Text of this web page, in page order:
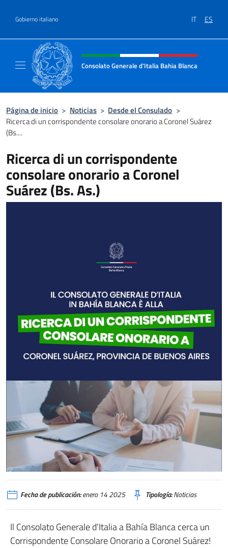
Gobierno italiano IT ES
Encabezado del sitio web,
Consolato Generale d'Italia Bahia Blanca
Página de inicio > Noticias > Desde el Consulado >
Ricerca di un corrispondente consolare onorario a Coronel Suárez
(Bs....
Ricerca di un corrispondente
consolare onorario a Coronel
Suárez (Bs. As.)
Fecha de publicación:enero 14 2025 Tipología:Noticias
Il Consolato Generale d’Italia a Bahía Blanca cerca un
Corrispondente Consolare Onorario a Coronel Suárez!